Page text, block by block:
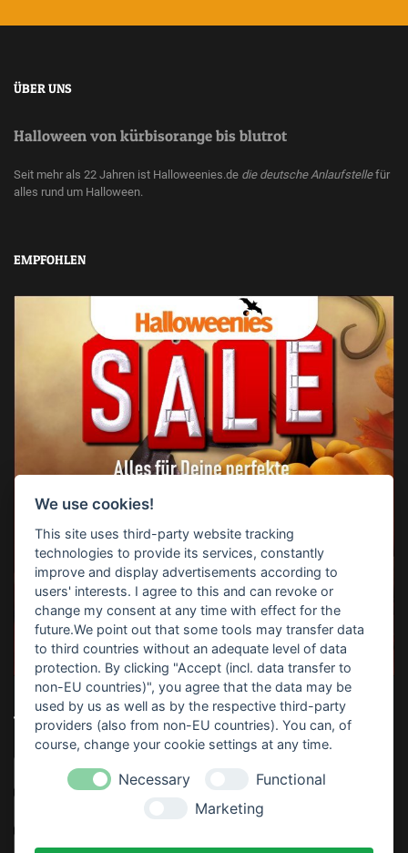
ÜBER UNS
Halloween von kürbisorange bis blutrot
Seit mehr als 22 Jahren ist Halloweenies.de die deutsche Anlaufstellefür
alles rund um Halloween.
EMPFOHLEN
TOP-SUCHBEGRIFFE
Horrorparty Home Haunting Haunt Download
Anleitung
Thematisiert Rezept Kostenlos Gratis
We use cookies!
This site uses third-party website tracking
technologies to provide its services, constantly
improve and display advertisements according to
users' interests. I agree to this and can revoke or
change my consent at any time with effect for the
future.We point out that some tools may transfer data
to third countries without an adequate level of data
protection. By clicking "Accept (incl. data transfer to
non-EU countries)", you agree that the data may be
used by us as well as by the respective third-party
providers (also from non-EU countries). You can, of
course, change your cookie settings at any time.
Necessary
Functional
Marketing